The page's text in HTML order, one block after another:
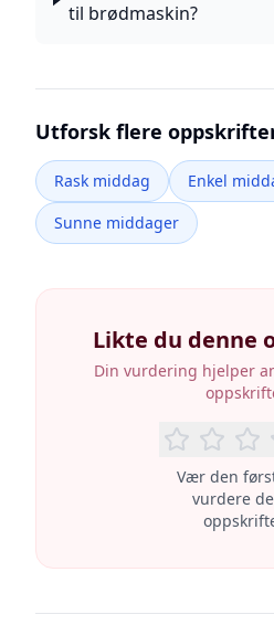
til brødmaskin?
Utforsk flere
Rask middag
Enkel
Sunne middager
Likte du denne
Din vurdering hjelper
Vær den
vurdere